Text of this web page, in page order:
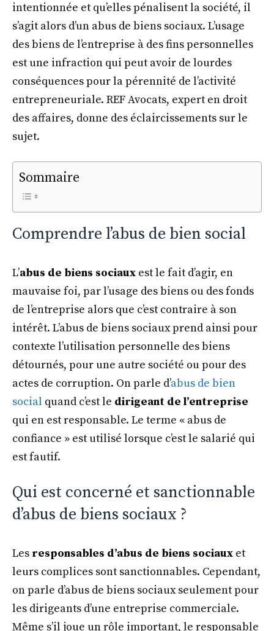
intentionnée et qu’elles pénalisent la société, il
s’agit alors d’un abus de biens sociaux. L’usage
des biens de l’entreprise à des fins personnelles
est une infraction qui peut avoir de lourdes
conséquences pour la pérennité de l’activité
entrepreneuriale. REF Avocats, expert en droit
des affaires, donne des éclaircissements sur le
sujet.
Sommaire
Comprendre l’abus de bien social
L’abus de biens sociaux est le fait d’agir, en
mauvaise foi, par l’usage des biens ou des fonds
de l’entreprise alors que c’est contraire à son
intérêt. L’abus de biens sociaux prend ainsi pour
contexte l’utilisation personnelle des biens
détournés, pour une autre société ou pour des
actes de corruption. On parle d’abus de bien
social quand c’est le dirigeant de l’entreprise
qui en est responsable. Le terme « abus de
confiance » est utilisé lorsque c’est le salarié qui
est fautif.
Qui est concerné et sanctionnable
d’abus de biens sociaux ?
Les responsables d’abus de biens sociaux et
leurs complices sont sanctionnables. Cependant,
on parle d’abus de biens sociaux seulement pour
les dirigeants d’une entreprise commerciale.
Même s’il joue un rôle important, le responsable